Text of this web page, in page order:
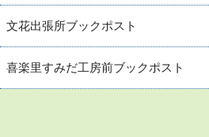
文花出張所ブックポスト
喜楽里すみだ工房前ブックポスト